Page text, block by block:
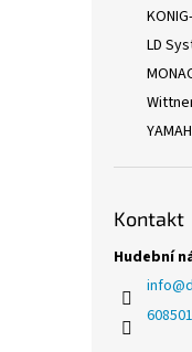
LD
Kontakt
Hudební
info@